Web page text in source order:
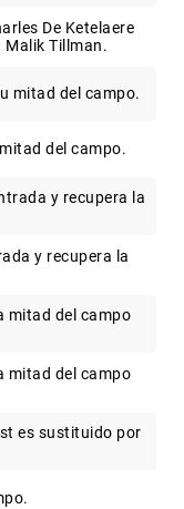
De Ketelaere
Malik Tillman.
mitad del campo.
del campo.
y recupera la
y recupera la
mitad del campo
mitad del campo
es sustituido por